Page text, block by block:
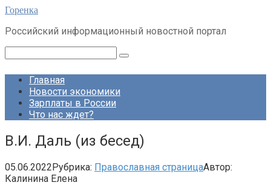
Перейти
контенту
Горенка
Российский информационный новостной портал
Главная
Новости экономики
Зарплаты в России
Что нас ждет?
В.И. Даль (из бесед)
05.06.2022Рубрика: Православная страницаАвтор:
Калинина Елена